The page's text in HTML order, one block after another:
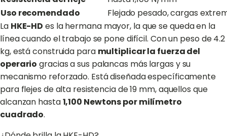
Uso recomendado
Flejado pesado, cargas
La HKE-HD es la hermana mayor, la que se queda en la
línea cuando el trabajo se pone difícil. Con un peso de 4.2
kg, está construida para multiplicar la fuerza del
operario gracias a sus palancas más largas y su
mecanismo reforzado. Está diseñada específicamente
para flejes de alta resistencia de 19 mm, aquellos que
alcanzan hasta1,100 Newtons por milímetro
cuadrado.